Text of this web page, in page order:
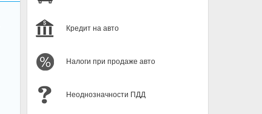
Кредит на авто
Налоги при продаже авто
Неоднозначности ПДД